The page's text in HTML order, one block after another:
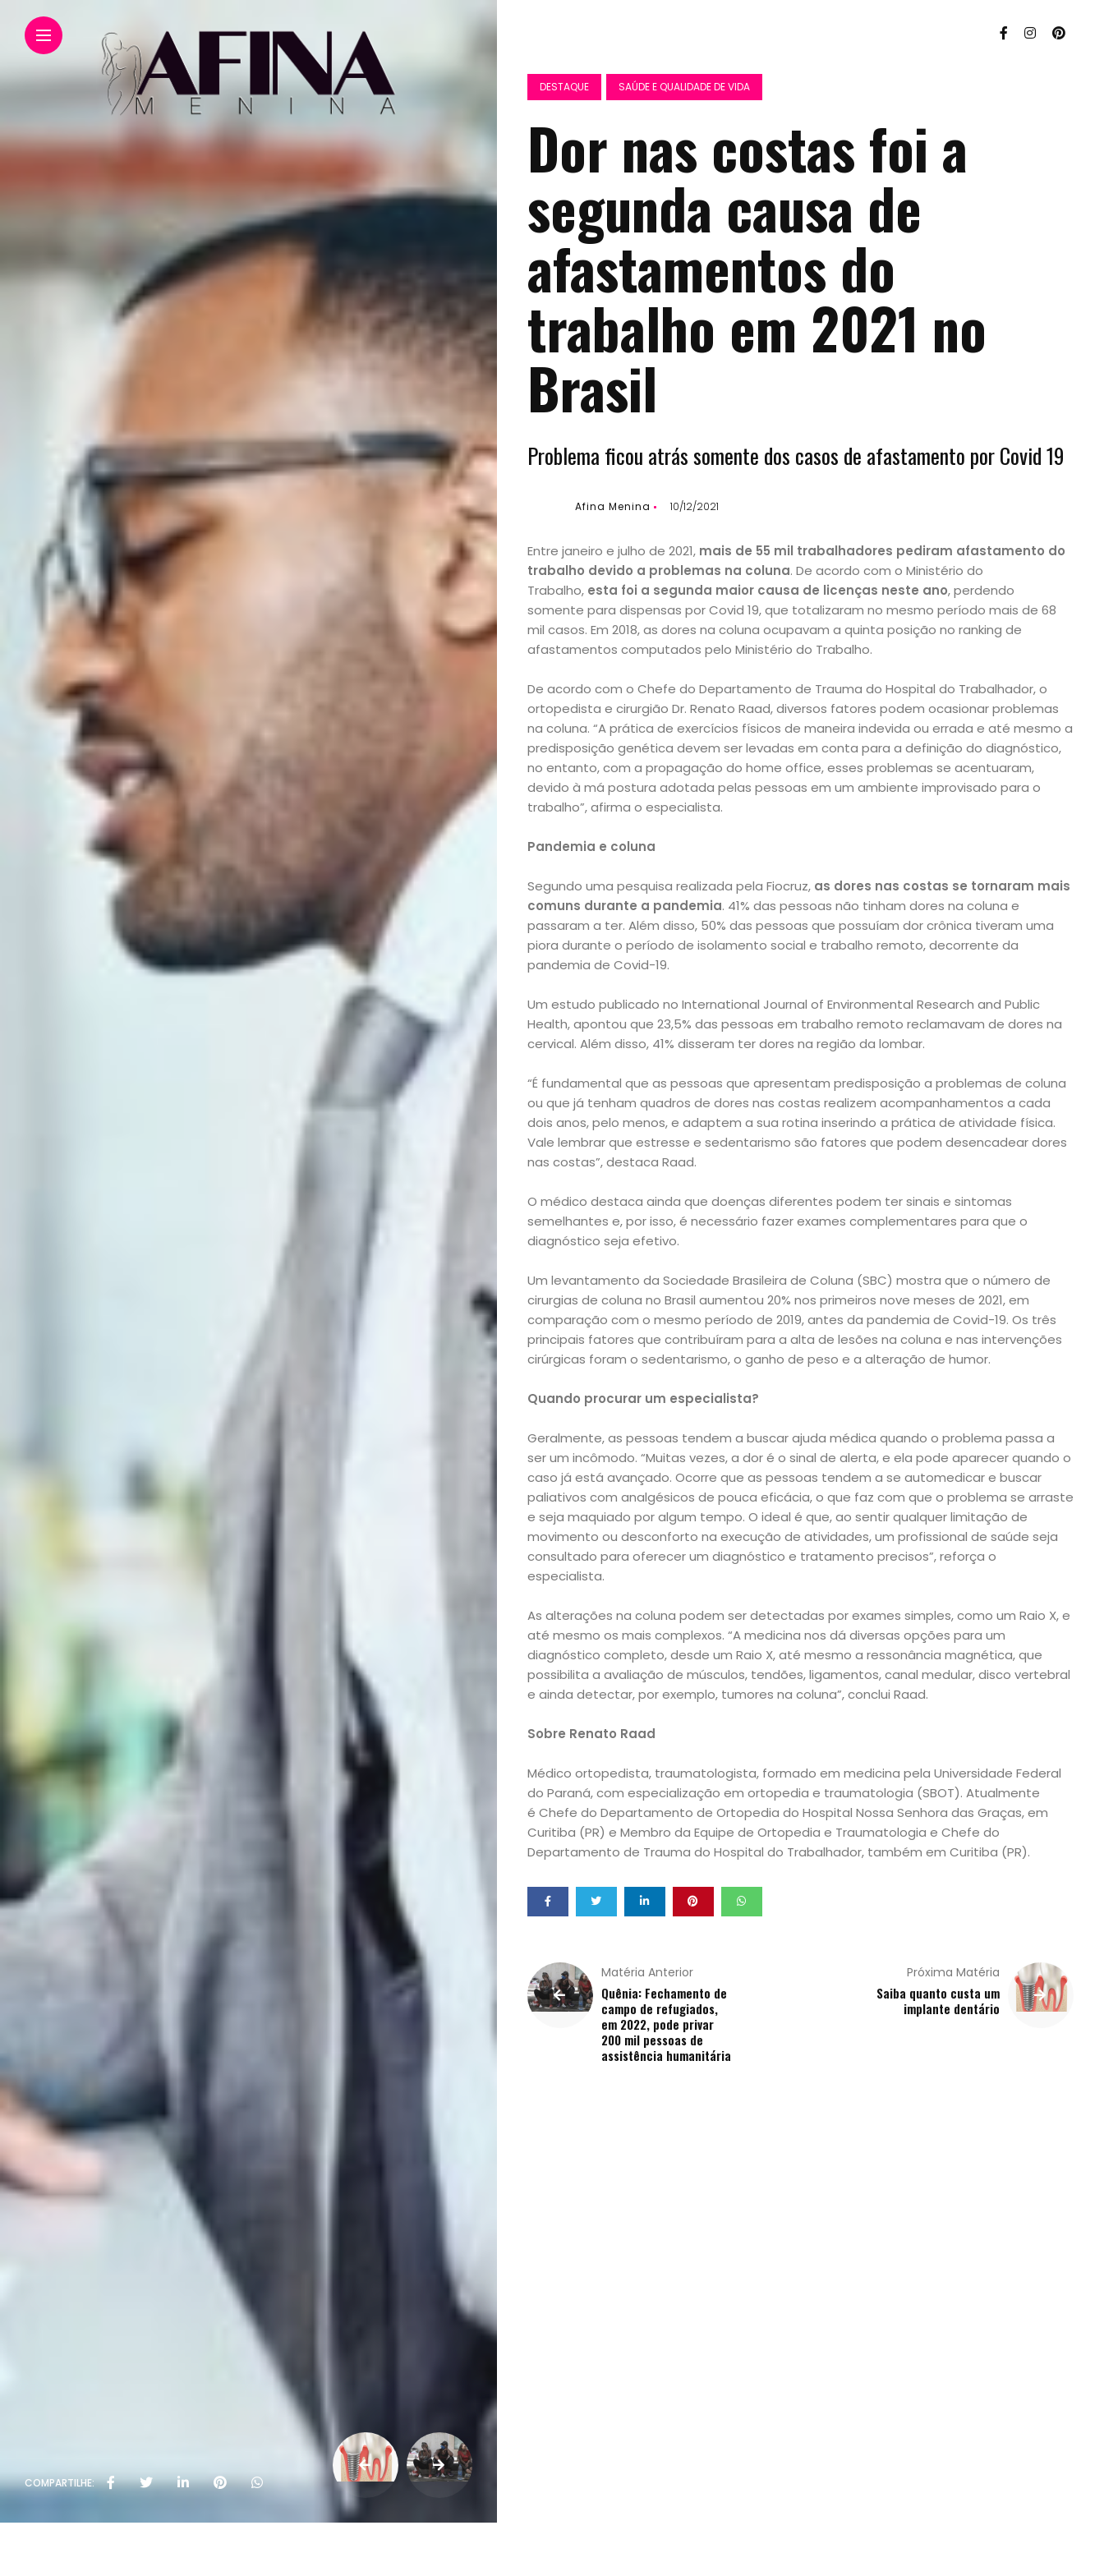
Início
Academia
Beleza
Bora
lá!
Casa
e
Decoração
Exclusiva
Homem
Mães
&
Filhos
Notícias
Opinião
Pets
Receitas
Saúde
e
Qualidade
de
Sexualidade
Variedades
COMPARTILHE:
DESTAQUE SAÚDE E QUALIDADE DE VIDA
Dor nas costas foi a
segunda causa de
afastamentos do
trabalho em 2021 no
Brasil
Problema ficou atrás somente dos casos de afastamento por Covid 19
Afina Menina 10/12/2021
Entre janeiro e julho de 2021, mais de 55 mil trabalhadores pediram afastamento do
trabalho devido a problemas na coluna. De acordo com o Ministério do
Trabalho, esta foi a segunda maior causa de licenças neste ano, perdendo
somente para dispensas por Covid 19, que totalizaram no mesmo período mais de 68
mil casos. Em 2018, as dores na coluna ocupavam a quinta posição no ranking de
afastamentos computados pelo Ministério do Trabalho.
De acordo com o Chefe do Departamento de Trauma do Hospital do Trabalhador, o
ortopedista e cirurgião Dr. Renato Raad, diversos fatores podem ocasionar problemas
na coluna. “A prática de exercícios físicos de maneira indevida ou errada e até mesmo a
predisposição genética devem ser levadas em conta para a definição do diagnóstico,
no entanto, com a propagação do home office, esses problemas se acentuaram,
devido à má postura adotada pelas pessoas em um ambiente improvisado para o
trabalho”, afirma o especialista.
Pandemia e coluna
Segundo uma pesquisa realizada pela Fiocruz, as dores nas costas se tornaram mais
comuns durante a pandemia. 41% das pessoas não tinham dores na coluna e
passaram a ter. Além disso, 50% das pessoas que possuíam dor crônica tiveram uma
piora durante o período de isolamento social e trabalho remoto, decorrente da
pandemia de Covid-19.
Um estudo publicado no International Journal of Environmental Research and Public
Health, apontou que 23,5% das pessoas em trabalho remoto reclamavam de dores na
cervical. Além disso, 41% disseram ter dores na região da lombar.
“É fundamental que as pessoas que apresentam predisposição a problemas de coluna
ou que já tenham quadros de dores nas costas realizem acompanhamentos a cada
dois anos, pelo menos, e adaptem a sua rotina inserindo a prática de atividade física.
Vale lembrar que estresse e sedentarismo são fatores que podem desencadear dores
nas costas”, destaca Raad.
O médico destaca ainda que doenças diferentes podem ter sinais e sintomas
semelhantes e, por isso, é necessário fazer exames complementares para que o
diagnóstico seja efetivo.
Um levantamento da Sociedade Brasileira de Coluna (SBC) mostra que o número de
cirurgias de coluna no Brasil aumentou 20% nos primeiros nove meses de 2021, em
comparação com o mesmo período de 2019, antes da pandemia de Covid-19. Os três
principais fatores que contribuíram para a alta de lesões na coluna e nas intervenções
cirúrgicas foram o sedentarismo, o ganho de peso e a alteração de humor.
Quando procurar um especialista?
Geralmente, as pessoas tendem a buscar ajuda médica quando o problema passa a
ser um incômodo. “Muitas vezes, a dor é o sinal de alerta, e ela pode aparecer quando o
caso já está avançado. Ocorre que as pessoas tendem a se automedicar e buscar
paliativos com analgésicos de pouca eficácia, o que faz com que o problema se arraste
e seja maquiado por algum tempo. O ideal é que, ao sentir qualquer limitação de
movimento ou desconforto na execução de atividades, um profissional de saúde seja
consultado para oferecer um diagnóstico e tratamento precisos”, reforça o
especialista.
As alterações na coluna podem ser detectadas por exames simples, como um Raio X, e
até mesmo os mais complexos. “A medicina nos dá diversas opções para um
diagnóstico completo, desde um Raio X, até mesmo a ressonância magnética, que
possibilita a avaliação de músculos, tendões, ligamentos, canal medular, disco vertebral
e ainda detectar, por exemplo, tumores na coluna”, conclui Raad.
Sobre Renato Raad
Médico ortopedista, traumatologista, formado em medicina pela Universidade Federal
do Paraná, com especialização em ortopedia e traumatologia (SBOT). Atualmente
é Chefe do Departamento de Ortopedia do Hospital Nossa Senhora das Graças, em
Curitiba (PR) e Membro da Equipe de Ortopedia e Traumatologia e Chefe do
Departamento de Trauma do Hospital do Trabalhador, também em Curitiba (PR).
Matéria Anterior
Quênia: Fechamento de
campo de refugiados,
em 2022, pode privar
200 mil pessoas de
assistência humanitária
Próxima Matéria
Saiba quanto custa um
implante dentário